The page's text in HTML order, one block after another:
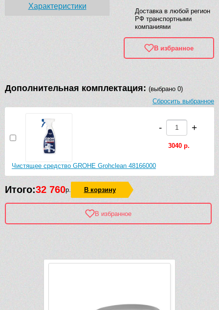
Доставка в любой регион
РФ транспортными
компаниями
В избранное
Характеристики
Дополнительная комплектация: (выбрано 0)
Сбросить выбранное
Чистящее средство GROHE Grohclean 48166000
- +
3040 р.
Итого:32 760р. В корзину
В избранное